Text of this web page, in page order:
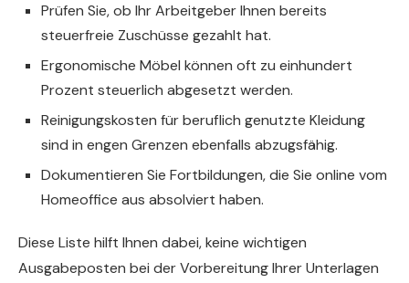
Prüfen Sie, ob Ihr Arbeitgeber Ihnen bereits
steuerfreie Zuschüsse gezahlt hat.
Ergonomische Möbel können oft zu einhundert
Prozent steuerlich abgesetzt werden.
Reinigungskosten für beruflich genutzte Kleidung
sind in engen Grenzen ebenfalls abzugsfähig.
Dokumentieren Sie Fortbildungen, die Sie online vom
Homeoffice aus absolviert haben.
Diese Liste hilft Ihnen dabei, keine wichtigen
Ausgabeposten bei der Vorbereitung Ihrer Unterlagen